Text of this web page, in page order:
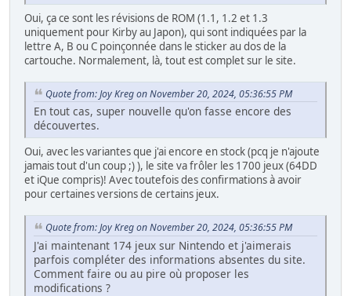
Oui, ça ce sont les révisions de ROM (1.1, 1.2 et 1.3
uniquement pour Kirby au Japon), qui sont indiquées par la
lettre A, B ou C poinçonnée dans le sticker au dos de la
cartouche. Normalement, là, tout est complet sur le site.
Quote from: Joy Kreg on November 20, 2024, 05:36:55 PM
En tout cas, super nouvelle qu'on fasse encore des
découvertes.
Oui, avec les variantes que j'ai encore en stock (pcq je n'ajoute
jamais tout d'un coup ;) ), le site va frôler les 1700 jeux (64DD
et iQue compris)! Avec toutefois des confirmations à avoir
pour certaines versions de certains jeux.
Quote from: Joy Kreg on November 20, 2024, 05:36:55 PM
J'ai maintenant 174 jeux sur Nintendo et j'aimerais
parfois compléter des informations absentes du site.
Comment faire ou au pire où proposer les
modifications ?